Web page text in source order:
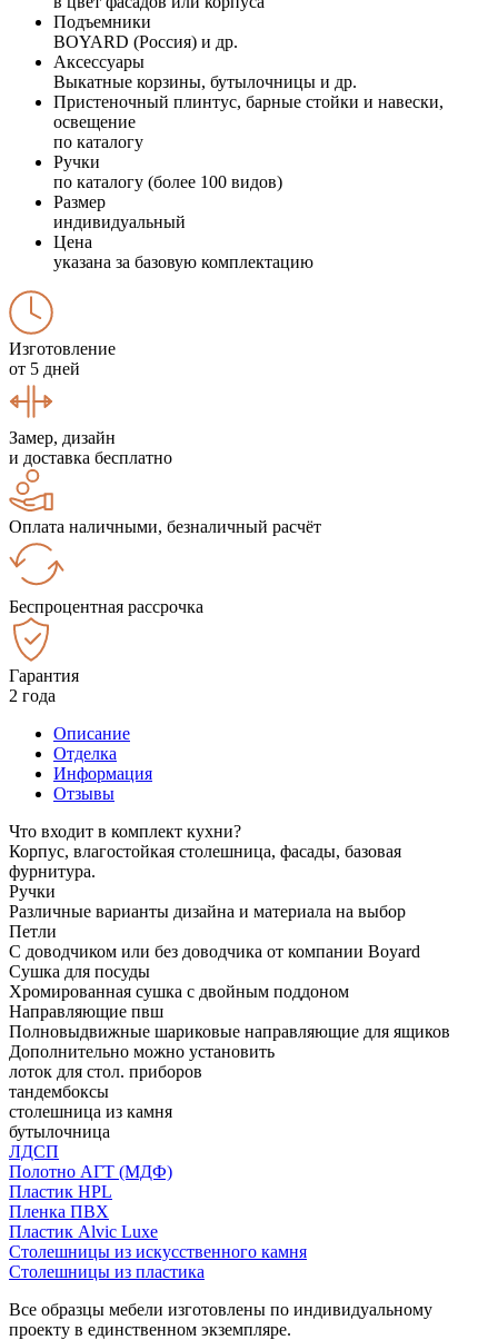
Подъемники
BOYARD (Россия) и др.
Аксессуары
Выкатные корзины, бутылочницы и др.
Пристеночный плинтус, барные стойки и навески,
освещение
по каталогу
Ручки
по каталогу (более 100 видов)
Размер
индивидуальный
Цена
указана за базовую комплектацию
Изготовление
от 5 дней
Замер, дизайн
и доставка бесплатно
Оплата наличными, безналичный расчёт
Беспроцентная рассрочка
Гарантия
2 года
Описание
Отделка
Информация
Отзывы
Что входит в комплект кухни?
Корпус, влагостойкая столешница, фасады, базовая
фурнитура.
Ручки
Различные варианты дизайна и материала на выбор
Петли
С доводчиком или без доводчика от компании Boyard
Сушка для посуды
Хромированная сушка с двойным поддоном
Направляющие пвш
Полновыдвижные шариковые направляющие для ящиков
Дополнительно можно установить
лоток для стол. приборов
тандембоксы
столешница из камня
бутылочница
ЛДСП
Полотно АГТ (МДФ)
Пластик HPL
Пленка ПВХ
Пластик Alvic Luxe
Столешницы из искусственного камня
Столешницы из пластика
Все образцы мебели изготовлены по индивидуальному
проекту в единственном экземпляре.